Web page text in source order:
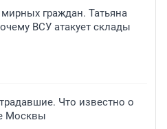
граждан. Татьяна
ВСУ атакует склады
Что известно о
Москвы